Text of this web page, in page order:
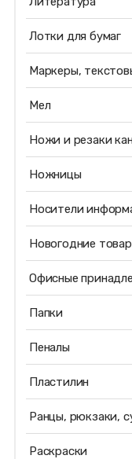
Лотки для бумаг
Маркеры,
Мел
Ножи и резаки
Ножницы
Носители
Новогодние
Офисные
Папки
Пеналы
Пластилин
Ранцы, рюкзаки,
Раскраски